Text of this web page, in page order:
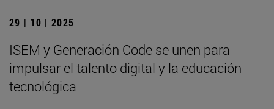
29 | 10 | 2025
ISEM y Generación Code se unen para
impulsar el talento digital y la educación
tecnológica